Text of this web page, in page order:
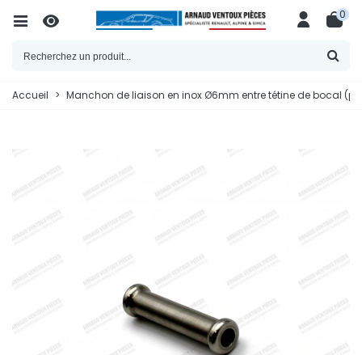
0
Accueil > Manchon de liaison en inox Ø6mm entre tétine de bocal